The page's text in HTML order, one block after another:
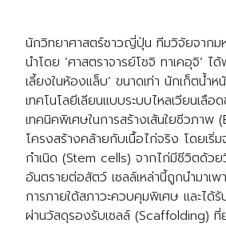
นักวิทยาศาสตร์ชาวญี่ปุ่น ทีมวิจัยจากม
นำโดย ‘ศาสตราจารย์โชจิ ทาเคอุจิ’ ไ
เลี้ยงในห้องแล็บ’ ขนาดเท่า นักเก็ตน้ำห
เทคโนโลยีเลียนแบบระบบไหลเวียนเลื
เทคนิคพิเศษในการสร้างเส้นใยชีวภาพ
โครงสร้างคล้ายกับเนื้อไก่จริง โดยเริ่ม
กำเนิด (Stem cells) จากไก่มีชีวิตด้วย
อันตรายต่อสัตว์ เซลล์เหล่านี้ถูกนำมาเพ
การภายใต้สภาวะควบคุมพิเศษ และได้รั
ผ่านวัสดุรองรับเซลล์ (Scaffolding)